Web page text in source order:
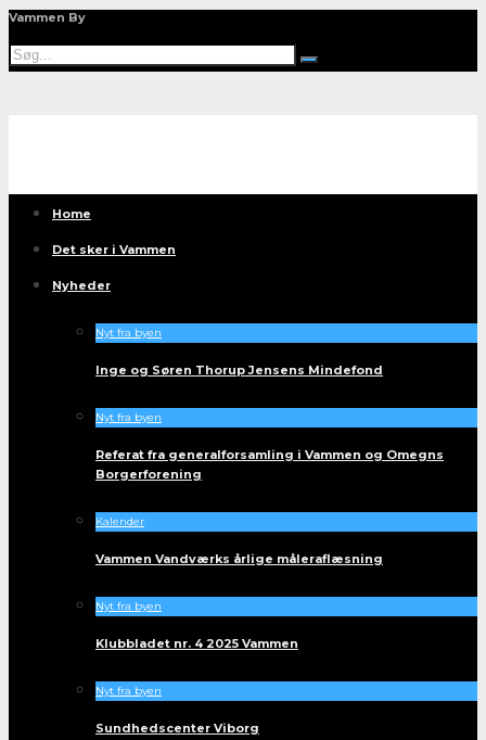
Vammen By
Home
Det sker i Vammen
Nyheder
Nyt fra byen
Inge og Søren Thorup Jensens Mindefond
Nyt fra byen
Referat fra generalforsamling i Vammen og Omegns
Borgerforening
Kalender
Vammen Vandværks årlige måleraflæsning
Nyt fra byen
Klubbladet nr. 4 2025 Vammen
Nyt fra byen
Sundhedscenter Viborg